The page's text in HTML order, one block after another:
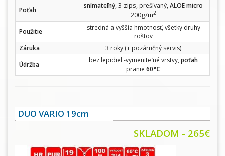
Poťah
snímateľný, 3-zips, prešívaný, ALOE micro
200g/m2
Použitie
stredná a vyššia hmotnosť, všetky druhy
roštov
Záruka
3 roky (+ pozáručný servis)
Údržba
bez lepidiel -vymeniteľné vrstvy, poťah
pranie 60°C
DUO VARIO 19cm
SKLADOM - 265€